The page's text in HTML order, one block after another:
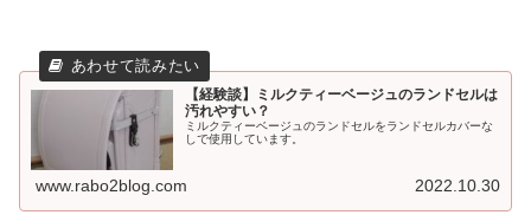
【経験談】ミルクティーベージュのランドセルは
汚れやすい？
ミルクティーベージュのランドセルをランドセルカバーな
しで使用しています。
www.rabo2blog.com 2022.10.30